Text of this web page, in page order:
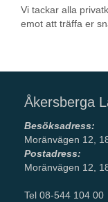
Vi tackar alla
emot att träffa er
Åkersberga
Besöksadress:
Moränvägen 12,
Postadress:
Moränvägen 12,
Tel 08-544 104 00